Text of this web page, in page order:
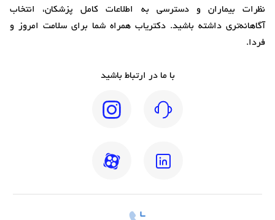
نظرات بیماران و دسترسی به اطلاعات کامل پزشکان، انتخاب
آگاهانه‌تری داشته باشید. دکتریاب همراه شما برای سلامت امروز و
فردا.
با ما در ارتباط باشید